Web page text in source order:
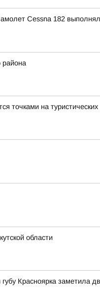
Cessna 182
района
точками на
области
Красноярка